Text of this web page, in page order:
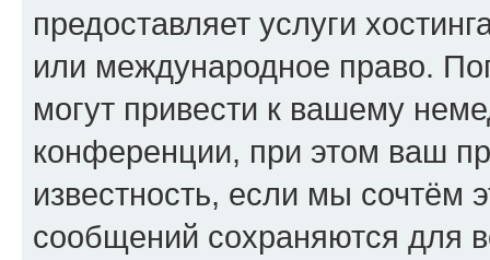
предоставляет услуги
или международное право.
могут привести к вашему
конференции, при этом ваш
известность, если мы сочтём
сообщений сохраняются для